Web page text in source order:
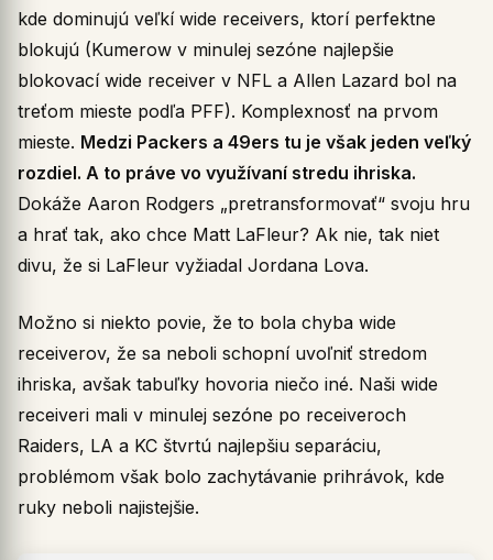
kde dominujú veľkí wide receivers, ktorí perfektne
blokujú (Kumerow v minulej sezóne najlepšie
blokovací wide receiver v NFL a Allen Lazard bol na
treťom mieste podľa PFF). Komplexnosť na prvom
mieste. Medzi Packers a 49ers tu je však jeden veľký
rozdiel. A to práve vo využívaní stredu ihriska.
Dokáže Aaron Rodgers „pretransformovať“ svoju hru
a hrať tak, ako chce Matt LaFleur? Ak nie, tak niet
divu, že si LaFleur vyžiadal Jordana Lova.
Možno si niekto povie, že to bola chyba wide
receiverov, že sa neboli schopní uvoľniť stredom
ihriska, avšak tabuľky hovoria niečo iné. Naši wide
receiveri mali v minulej sezóne po receiveroch
Raiders, LA a KC štvrtú najlepšiu separáciu,
problémom však bolo zachytávanie prihrávok, kde
ruky neboli najistejšie.